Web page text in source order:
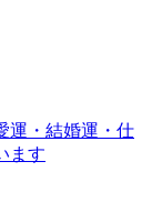
運・結婚運・仕
ます